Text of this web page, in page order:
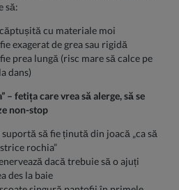
să:
cu materiale moi
exagerat de grea sau rigidă
prea lungă (risc mare să calce pe
dans)
– fetița care vrea să alerge, să se
non-stop
suportă să fie ținută din joacă „ca să
rochia”
dacă trebuie să o ajuți
des la baie